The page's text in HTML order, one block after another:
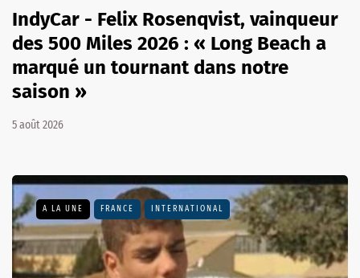
IndyCar - Felix Rosenqvist, vainqueur
des 500 Miles 2026 : « Long Beach a
marqué un tournant dans notre
saison »
5 août 2026
A LA UNE FRANCE INTERNATIONAL